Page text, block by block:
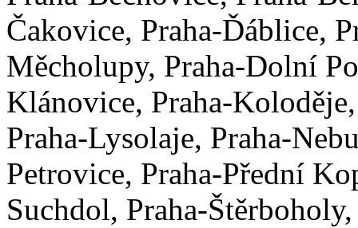
Čakovice, Praha-Ďáblice,
Měcholupy, Praha-Dolní
Klánovice, Praha-
Praha-Lysolaje, Praha-
Petrovice, Praha-Přední
Suchdol, Praha-